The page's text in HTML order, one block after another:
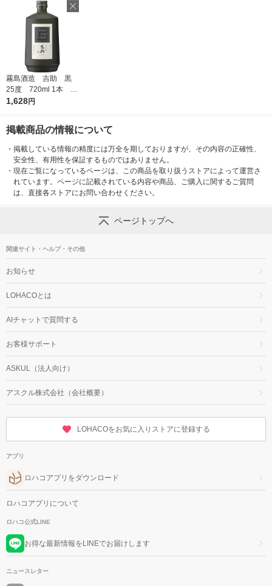
お気に入りに
登録しました
霧島酒造 吉助 黒
25度 720ml 1本 芋
麹焼酎100%
1,628円
掲載商品の情報について
・ 掲載している情報の精度には万全を期しておりますが、その内容の正確性、
安全性、有用性を保証するものではありません。
・ 現在ご覧になっているページは、この商品を取り扱うストアによって運営さ
れています。ページに記載されている内容や商品、ご購入に関するご質問
は、直接各ストアにお問い合わせください。
ページトップへ
関連サイト・ヘルプ・その他
お知らせ
LOHACOとは
AIチャットで質問する
お客様サポート
ASKUL（法人向け）
アスクル株式会社（会社概要）
LOHACOをお気に入りストアに登録する
アプリ
ロハコアプリをダウンロード
ロハコアプリについて
ロハコ公式LINE
お得な最新情報をLINEでお届けします
ニュースレター